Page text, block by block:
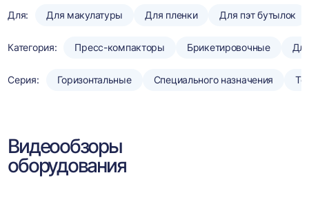
Для: Для макулатуры Для пленки Для пэт бутылок
Категория: Пресс-компакторы Брикетировочные
Серия: Горизонтальные Специального назначения
Видеообзоры
оборудования